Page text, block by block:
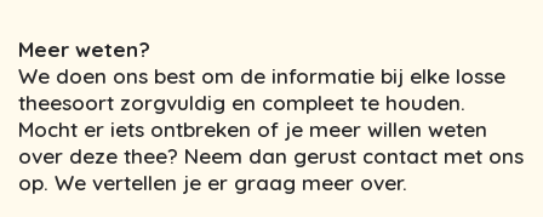
Meer weten?
We doen ons best om de informatie bij elke losse
theesoort zorgvuldig en compleet te houden.
Mocht er iets ontbreken of je meer willen weten
over deze thee? Neem dan gerust contact met ons
op. We vertellen je er graag meer over.